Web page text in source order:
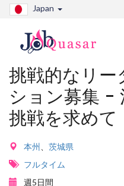
Japan
挑戦的なリ
ション募集 -
挑戦を求めて
本州
茨城県
フルタイム
週5日間